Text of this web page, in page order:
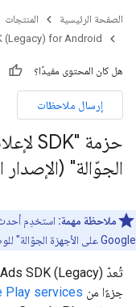
الصفحة الرئيسية المنتجات
(Legacy) for Android
هل كان المحتوى مفيدًا؟
إرسال ملاحظات
الجوّالة" (الإصدار
ملاحظة مهمة:
Google على الأجهزة الجوّالة" للوصول إلى جميع ميزات الامتثال للخصوصية.
تُعدّ SDK (Legacy)
جزءًا من Play services